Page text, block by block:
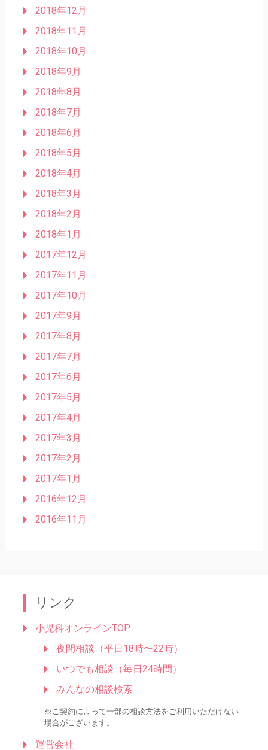
2018年12月
2018年11月
2018年10月
2018年9月
2018年8月
2018年7月
2018年6月
2018年5月
2018年4月
2018年3月
2018年2月
2018年1月
2017年12月
2017年11月
2017年10月
2017年9月
2017年8月
2017年7月
2017年6月
2017年5月
2017年4月
2017年3月
2017年2月
2017年1月
2016年12月
2016年11月
リンク
小児科オンラインTOP
夜間相談（平日18時〜22時）
いつでも相談（毎日24時間）
みんなの相談検索
※ご契約によって一部の相談方法をご利用いただけない
場合がございます。
運営会社